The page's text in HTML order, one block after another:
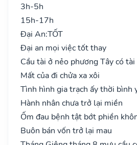
3h-5h
15h-17h
Đại An:TỐT
Đại an mọi việc tốt thay
Cầu tài ở nẻo phương Tây có tài
Mất của đi chửa xa xôi
Tình hình gia trạch ấy thời bình
Hành nhân chưa trở lại miền
Ốm đau bệnh tật bớt phiền
Buôn bán vốn trở lại mau